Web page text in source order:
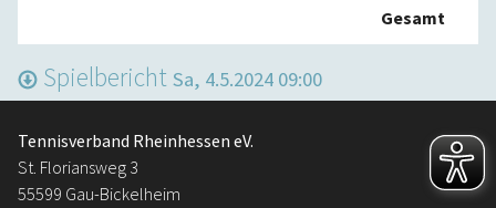
Gesamt
Spielbericht Sa, 4.5.2024 09:00
Tennisverband Rheinhessen eV.
St. Floriansweg 3
55599 Gau-Bickelheim